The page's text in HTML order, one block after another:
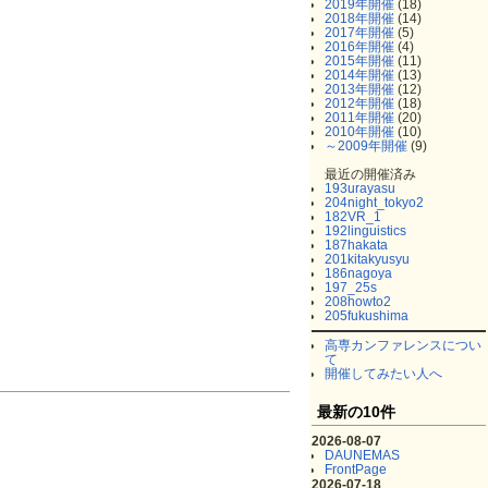
2019年開催 (18)
2018年開催 (14)
2017年開催 (5)
2016年開催 (4)
2015年開催 (11)
2014年開催 (13)
2013年開催 (12)
2012年開催 (18)
2011年開催 (20)
2010年開催 (10)
～2009年開催 (9)
最近の開催済み
193urayasu
204night_tokyo2
182VR_1
192linguistics
187hakata
201kitakyusyu
186nagoya
197_25s
208howto2
205fukushima
高専カンファレンスについ
て
開催してみたい人へ
最新の10件
2026-08-07
DAUNEMAS
FrontPage
2026-07-18